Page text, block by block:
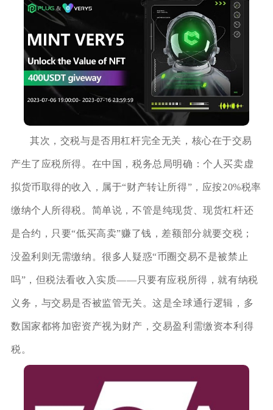
其次，交税与是否用杠杆完全无关，核心在于交易
产生了应税所得。在中国，税务总局明确：个人买卖虚
拟货币取得的收入，属于“财产转让所得”，应按20%税率
缴纳个人所得税。简单说，不管是纯现货、现货杠杆还
是合约，只要“低买高卖”赚了钱，差额部分就要交税；
没盈利则无需缴纳。很多人疑惑“币圈交易不是被禁止
吗”，但税法看收入实质——只要有应税所得，就有纳税
义务，与交易是否被监管无关。这是全球通行逻辑，多
数国家都将加密资产视为财产，交易盈利需缴资本利得
税。